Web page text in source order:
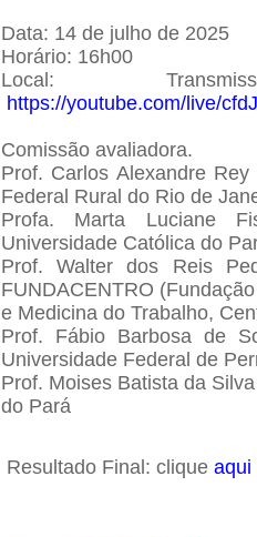
Data: 14 de julho de 2025
Horário: 16h00
Local:
https://youtube.com/live/
Comissão avaliadora.
Prof. Carlos Alexandre
Federal Rural do Rio de
Profa. Marta Luciane
Universidade Católica do
Prof. Walter dos Reis
FUNDACENTRO
e Medicina do Trabalho,
Prof. Fábio Barbosa de
Universidade Federal de
Prof. Moises Batista da
do Pará
Resultado Final: clique aqui